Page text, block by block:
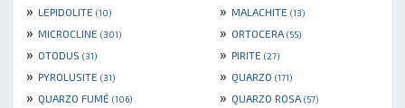
» LEPIDOLITE (10) » MALACHITE (13)
» MICROCLINE (301) » ORTOCERA (55)
» OTODUS (31) » PIRITE (27)
» PYROLUSITE (31) » QUARZO (171)
» QUARZO FUMÉ (106) » QUARZO ROSA (57)